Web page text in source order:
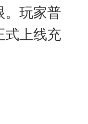
。玩家普
式上线充